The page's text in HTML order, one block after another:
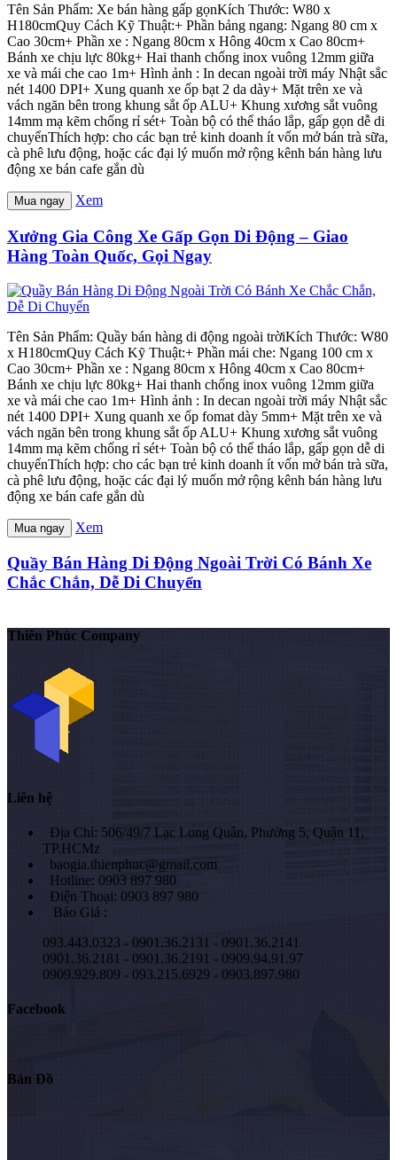
Tên Sản Phẩm: Xe bán hàng gấp gọnKích Thước: W80 x
H180cmQuy Cách Kỹ Thuật:+ Phần bảng ngang: Ngang 80 cm x
Cao 30cm+ Phần xe : Ngang 80cm x Hông 40cm x Cao 80cm+
Bánh xe chịu lực 80kg+ Hai thanh chống inox vuông 12mm giữa
xe và mái che cao 1m+ Hình ảnh : In decan ngoài trời máy Nhật sắc
nét 1400 DPI+ Xung quanh xe ốp bạt 2 da dày+ Mặt trên xe và
vách ngăn bên trong khung sắt ốp ALU+ Khung xương sắt vuông
14mm mạ kẽm chống rỉ sét+ Toàn bộ có thể tháo lắp, gấp gọn dễ di
chuyểnThích hợp: cho các bạn trẻ kinh doanh ít vốn mở bán trà sữa,
cà phê lưu động, hoặc các đại lý muốn mở rộng kênh bán hàng lưu
động xe bán cafe gắn dù
Mua ngay Xem
Xưởng Gia Công Xe Gấp Gọn Di Động – Giao
Hàng Toàn Quốc, Gọi Ngay
Tên Sản Phẩm: Quầy bán hàng di động ngoài trờiKích Thước: W80
x H180cmQuy Cách Kỹ Thuật:+ Phần mái che: Ngang 100 cm x
Cao 30cm+ Phần xe : Ngang 80cm x Hông 40cm x Cao 80cm+
Bánh xe chịu lực 80kg+ Hai thanh chống inox vuông 12mm giữa
xe và mái che cao 1m+ Hình ảnh : In decan ngoài trời máy Nhật sắc
nét 1400 DPI+ Xung quanh xe ốp fomat dày 5mm+ Mặt trên xe và
vách ngăn bên trong khung sắt ốp ALU+ Khung xương sắt vuông
14mm mạ kẽm chống rỉ sét+ Toàn bộ có thể tháo lắp, gấp gọn dễ di
chuyểnThích hợp: cho các bạn trẻ kinh doanh ít vốn mở bán trà sữa,
cà phê lưu động, hoặc các đại lý muốn mở rộng kênh bán hàng lưu
động xe bán cafe gắn dù
Mua ngay Xem
Quầy Bán Hàng Di Động Ngoài Trời Có Bánh Xe
Chắc Chắn, Dễ Di Chuyển
Thiên Phúc Company
Liên hệ
Địa Chỉ: 506/49/7 Lạc Long Quân, Phường 5, Quận 11,
TP.HCMz
baogia.thienphuc@gmail.com
Hotline: 0903 897 980
Điện Thoại: 0903 897 980
Báo Giá :
093.443.0323 - 0901.36.2131 - 0901.36.2141
0901.36.2181 - 0901.36.2191 - 0909.94.91.97
0909.929.809 - 093.215.6929 - 0903.897.980
Facebook
Bản Đồ